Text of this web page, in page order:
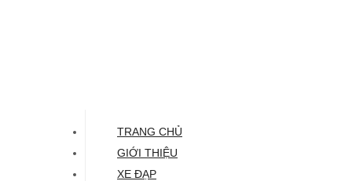
TRANG CHỦ
GIỚI THIỆU
XE ĐẠP